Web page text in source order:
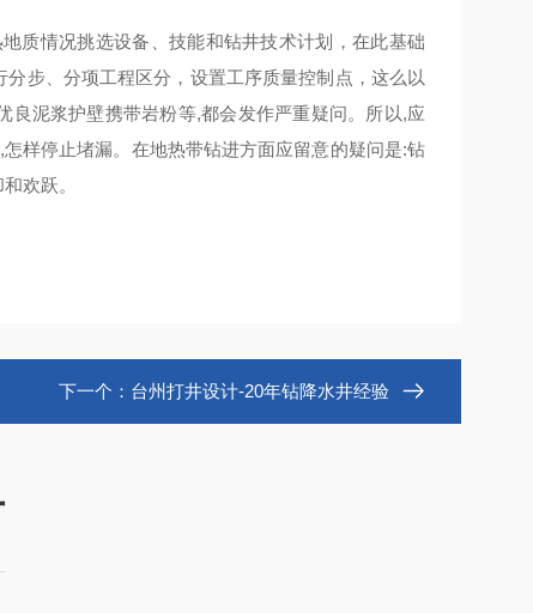
质情况挑选设备、技能和钻井技术计划，在此基础
步、分项工程区分，设置工序质量控制点，这么以
泥浆护壁携带岩粉等,都会发作严重疑问。所以,应
样停止堵漏。在地热带钻进方面应留意的疑问是:钻
欢跃。
下一个： 台州打井设计-20年钻降水井经验